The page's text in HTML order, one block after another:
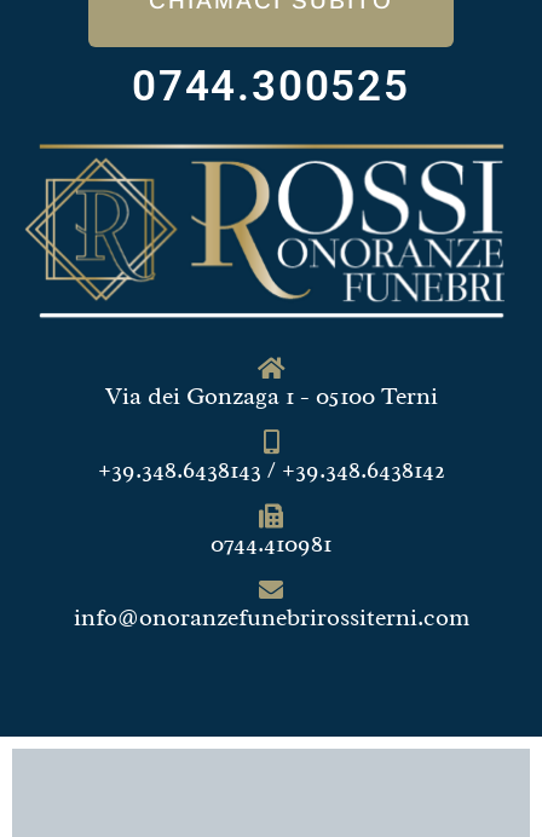
0744.300525
Via dei Gonzaga 1 - 05100 Terni
+39.348.6438143 / +39.348.6438142
0744.410981
info@onoranzefunebrirossiterni.com